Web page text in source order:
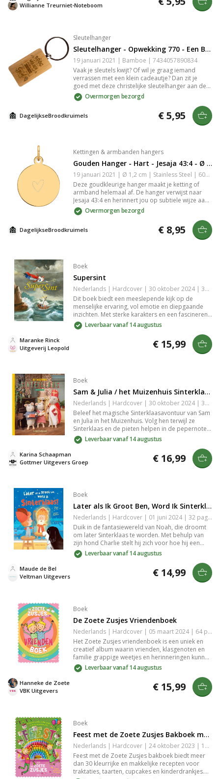
is slijtvast en zeer gedetailleerd.
Willianne Treurniet-Noteboom
Sleutelhanger
Sleutelhanger - Opwekking 770 - Een Boog in de Wolken
19 januari 2021 | Bamboe | 7434057890834
Vaak je sleutels kwijt? Of wil je graag iemand
verrassen met een klein cadeautje? Dan zit je
goed met deze christelijke sleutelhanger aan de
hand van Opwekking 770 met de tekst: "Een boog
in de wolken als teken van trouw, staat boven mijn
leven, zegt: Ik ben bij jou!". De sleutelhanger is
gemaakt van bamboe. De gravure in het bamboe
Overmorgen bezorgd
DagelijkseBroodkruimels € 5,95
Kettingen & armbanden hangers
Gouden Hanger - Hart - Jesaja 43:4 - Ø 12 mm
19 januari 2021 | Ø 1,2 cm | Stainless Steel | 6013904214248
Deze goudkleurige hanger maakt je ketting of
armband helemaal af. De hanger verwijst naar
Jesaja 43:4 en herinnert jou op subtiele wijze aan
de mooie en krachtige beloften van God die Hij
geeft middels zijn Woord. Deze christelijkehanger
diameter van ø 1,2 cm. Stainless steel is kleurvast
43:4: "Jij bent zo kostbaar in mijn ogen, zo
waardevol, en ik houd zo veel van je.". De hanger
is hierdoor niet alleen een sieraad, maar ook een
manier om deze waarheid overal mee te dragen.
Waar je ook gaat. Tip: Doe je de hanger cadeau?
Geef hem dan wat extra luxe mee door hem te
geven in een [sieraden doosje]
(/producten/sieradendoosjes).
Overmorgen bezorgd
DagelijkseBroodkruimels € 8,95
Boek
Supersint
Nederlands | Hardcover | 30 oktober 2024 | 32 pagina's | 9789025888039
Dit boek biedt een meeslepende kijk op de
menselijke ervaring, vol emotie en diepgaande
inzichten. Met sterke karakters en een fascinerend
verhaal neemt het je mee op een reis van
zelfontdekking en groei. Een must-read voor
iedereen die houdt van krachtige verhalen die
aanzetten tot reflectie en begrip. Perfect voor
liefhebbers van literatuur die de diepte van het
Leverbaar vanaf 14 augustus
Uitgeverij Leopold
Maranke Rinck € 15,99
Boek
Sam & Julia / het Muizenhuis Sinterklaas
Nederlands | Hardcover | 30 oktober 2024 | 32 pagina's | 9789025780463
Beleef het magische Sinterklaasavontuur van Sam
en Julia in het Muizenhuis. Volg hen terwijl ze
Sinterklaas en de pieten helpen in de pepernoten-
en chocoladeletterfabriek. Een sfeervol
prentenboek voor kinderen vanaf 4 jaar, perfect
voor de feestdagen, boordevol gezelligheid en
avontuur.
Leverbaar vanaf 14 augustus
Gottmer Uitgevers Groep
Karina Schaapman € 16,99
Boek
Later als Ik Groot Ben, Word Ik Sinterklaas!
Nederlands | Hardcover | 01 juni 2024 | 32 pagina's | 9789048322329
Duik in de fantasiewereld van Noah, die droomt
om later Sinterklaas te worden. Met behulp van
zijn hond Charlie stelt hij zich voor hoe hij een
mijter, mantel en zak vol speculaas verzamelt. Een
inspirerend verhaal dat creativiteit en
Leverbaar vanaf 14 augustus
Veltman Uitgevers
Maude de Bel € 14,99
Boek
De Zoete Zusjes Vriendenboek
Nederlands | Hardcover | 05 maart 2024 | 64 pagina's | 9789043932462
Het Zoete Zusjes vriendenboek is een uniek en
creatief album waarin vrienden, klasgenoten en
familie grappige weetjes en herinneringen kunnen
delen. Met kleurplaten, meerkeuzevragen en
ruimte voor foto's is het een persoonlijk en
kleurrijk document van waardevolle momenten.
Perfect als cadeau voor speciale gelegenheden.
Leverbaar vanaf 14 augustus
VBK Uitgevers
Hanneke de Zoete € 15,99
Boek
Feest met de Zoete Zusjes Bakboek met Meer dan 30 Recepten
Nederlands | Hardcover | 24 oktober 2023 | 144 pagina's | 9789043928311
Feest met de Zoete Zusjes bakboek biedt meer
dan 30 kleurrijke en makkelijke recepten voor
traktaties, taarten, cupcakes en kinderdrankjes.